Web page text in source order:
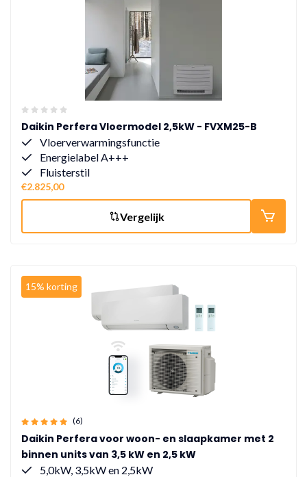
Daikin Perfera Vloermodel 2,5kW - FVXM25-B
Vloerverwarmingsfunctie
Energielabel A+++
Fluisterstil
€2.825,00
Vergelijk
15% korting
(6)
Daikin Perfera voor woon- en slaapkamer met 2
binnen units van 3,5 kW en 2,5 kW
5,0kW, 3,5kW en 2,5kW